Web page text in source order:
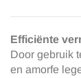
Efficiënte
Door gebruik
en amorfe